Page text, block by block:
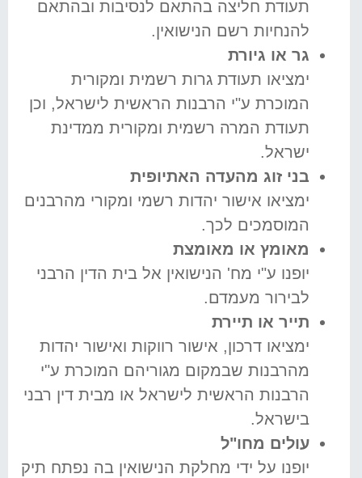
תעודת חליצה בהתאם לנסיבות ובהתאם
להנחיות רשם הנישואין.
גר או גיורת
ימציאו תעודת גרות רשמית ומקורית
המוכרת ע"י הרבנות הראשית לישראל, וכן
תעודת המרה רשמית ומקורית ממדינת
ישראל.
בני זוג מהעדה האתיופית
ימציאו אישור יהדות רשמי ומקורי מהרבנים
המוסמכים לכך.
מאומץ או מאומצת
יופנו ע"י מח' הנישואין אל בית הדין הרבני
לבירור מעמדם.
תייר או תיירת
ימציאו דרכון, אישור רווקות ואישור יהדות
מהרבנות שבמקום מגוריהם המוכרת ע"י
הרבנות הראשית לישראל או מבית דין רבני
בישראל.
עולים מחו"ל
יופנו על ידי מחלקת הנישואין בה נפתח תיק